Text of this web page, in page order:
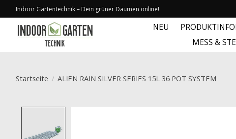
Indoor Gartentechnik – Dein grüner Daumen online!
NEU
MESS &
Startseite / ALIEN RAIN SILVER SERIES 15L 36 POT SYSTEM